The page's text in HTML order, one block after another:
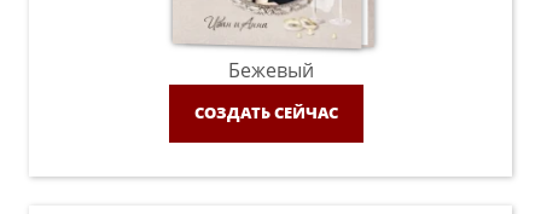
Бежевый
СОЗДАТЬ СЕЙЧАС